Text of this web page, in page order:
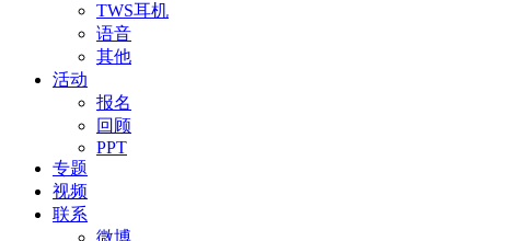
TWS耳机
语音
其他
活动
报名
回顾
PPT
专题
视频
联系